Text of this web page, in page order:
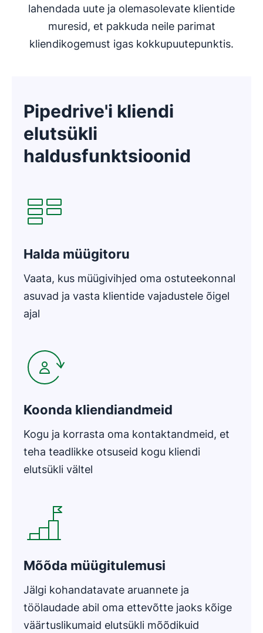
lahendada uute ja olemasolevate klientide
muresid, et pakkuda neile parimat
kliendikogemust igas kokkupuutepunktis.
Pipedrive'i kliendi
elutsükli
haldusfunktsioonid
Halda müügitoru
Vaata, kus müügivihjed oma ostuteekonnal
asuvad ja vasta klientide vajadustele õigel
ajal
Koonda kliendiandmeid
Kogu ja korrasta oma kontaktandmeid, et
teha teadlikke otsuseid kogu kliendi
elutsükli vältel
Mõõda müügitulemusi
Jälgi kohandatavate aruannete ja
töölaudade abil oma ettevõtte jaoks kõige
väärtuslikumaid elutsükli mõõdikuid